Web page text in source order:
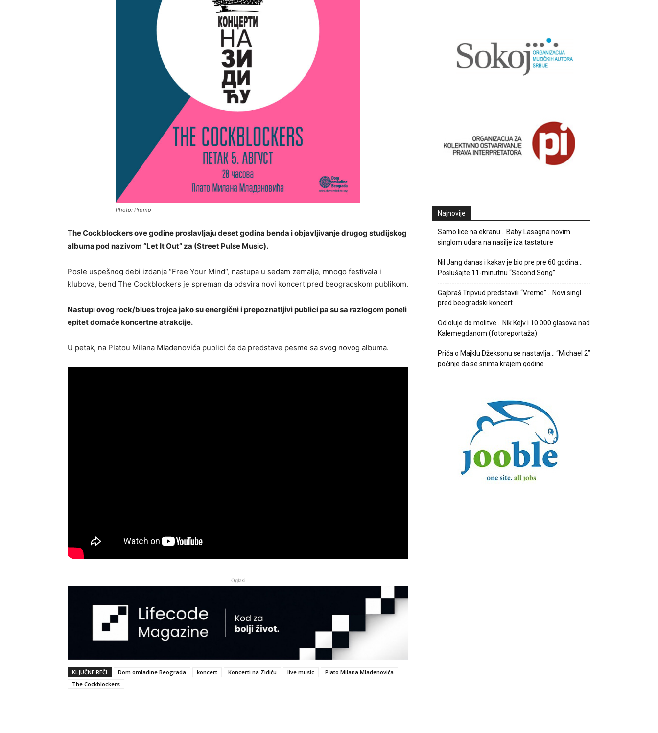
Photo: Promo
The Cockblockers ove godine proslavljaju deset godina benda i objavljivanje drugog studijskog
albuma pod nazivom “Let It Out” za (Street Pulse Music).
Posle uspešnog debi izdanja “Free Your Mind“, nastupa u sedam zemalja, mnogo festivala i
klubova, bend The Cockblockers je spreman da odsvira novi koncert pred beogradskom publikom.
Nastupi ovog rock/blues trojca jako su energični i prepoznatljivi publici pa su sa razlogom poneli
epitet domaće koncertne atrakcije.
U petak, na Platou Milana Mladenovića publici će da predstave pesme sa svog novog albuma.
Oglasi
KLJUČNE REČI Dom omladine Beograda koncert Koncerti na Zidiću live music
Plato Milana Mladenovića
The Cockblockers
Najnovije
Samo lice na ekranu… Baby Lasagna novim
singlom udara na nasilje iza tastature
Nil Jang danas i kakav je bio pre pre 60 godina…
Poslušajte 11-minutnu “Second Song”
Gajbraš Tripvud predstavili “Vreme”… Novi singl
pred beogradski koncert
Od oluje do molitve… Nik Kejv i 10.000 glasova nad
Kalemegdanom (fotoreportaža)
Priča o Majklu Džeksonu se nastavlja… “Michael 2”
počinje da se snima krajem godine